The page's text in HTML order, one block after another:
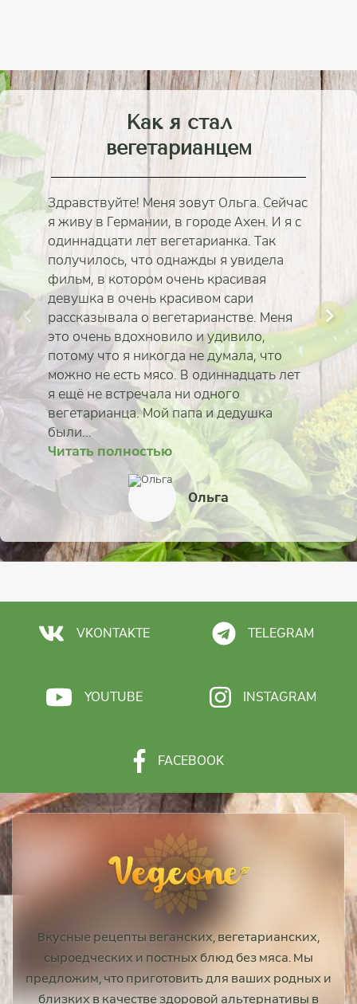
Как я стал
вегетарианцем
Здравствуйте! Меня зовут Ольга. Сейчас
я живу в Германии, в городе Ахен. И я с
одиннадцати лет вегетарианка. Так
получилось, что однажды я увидела
фильм, в котором очень красивая
девушка в очень красивом сари
рассказывала о вегетарианстве. Меня
это очень вдохновило и удивило,
потому что я никогда не думала, что
можно не есть мясо. В одиннадцать лет
я ещё не встречала ни одного
вегетарианца. Мой папа и дедушка
были...
Читать полностью
Ольга
Читать полностью
Юлия Скрынникова
Читать полностью
Дарья Рынкова
Читать полностью
Айша Ситдикова
Читать полностью
Мария Казанцева
Читать полностью
Лидия Гоголева
Читать полностью
Ирина Ковалёва
Читать полностью
Александр Иванов
VKONTAKTE TELEGRAM
YOUTUBE INSTAGRAM
FACEBOOK
Вкусные рецепты веганских, вегетарианских,
сыроедческих и постных блюд без мяса. Мы
предложим, что приготовить для ваших родных и
близких в качестве здоровой альтернативы в